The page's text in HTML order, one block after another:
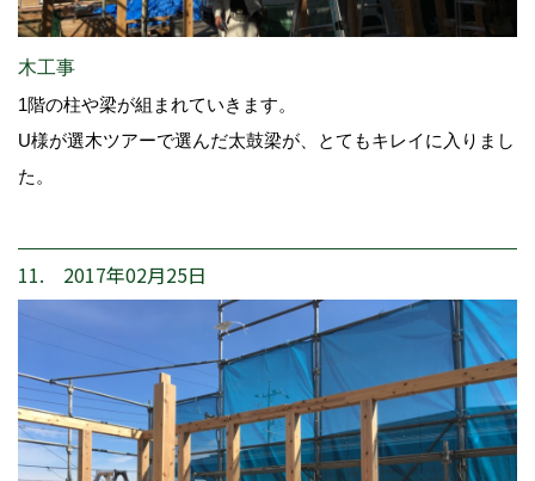
木工事
1階の柱や梁が組まれていきます。
U様が選木ツアーで選んだ太鼓梁が、とてもキレイに入りまし
た。
11. 2017年02月25日